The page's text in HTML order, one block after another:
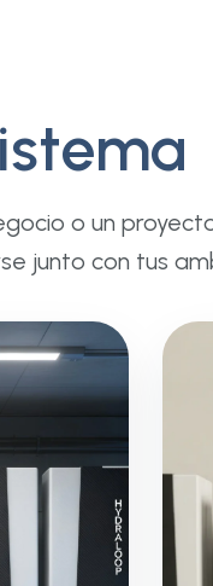
o un
junto con tus